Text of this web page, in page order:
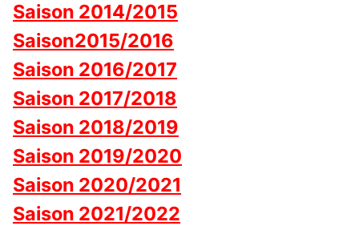
Saison 2014/2015
Saison2015/2016
Saison 2016/2017
Saison 2017/2018
Saison 2018/2019
Saison 2019/2020
Saison 2020/2021
Saison 2021/2022